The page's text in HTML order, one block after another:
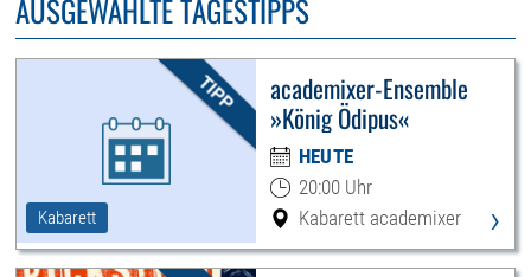
AUSGEWÄHLTE TAGESTIPPS
Kabarett
academixer-Ensemble
»König Ödipus«
HEUTE
20:00 Uhr
Kabarett academixer
›